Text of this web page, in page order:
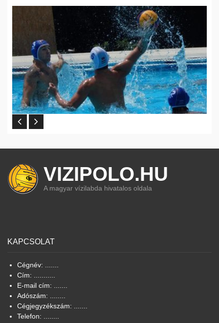
VIZIPOLO.HU
A magyar vízilabda hivatalos oldala
KAPCSOLAT
Cégnév: .......
Cím: ...........
E-mail cím: .......
Adószám: ........
Cégjegyzékszám: .......
Telefon: ........